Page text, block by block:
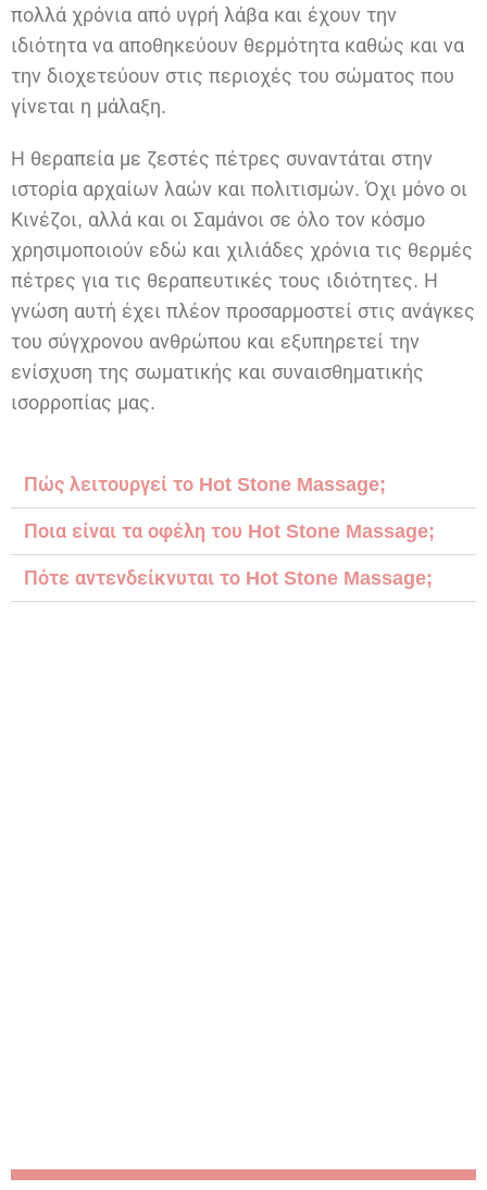
πολλά χρόνια από υγρή λάβα και έχουν την
ιδιότητα να αποθηκεύουν θερμότητα καθώς και να
την διοχετεύουν στις περιοχές του σώματος που
γίνεται η μάλαξη.
Η θεραπεία με ζεστές πέτρες συναντάται στην
ιστορία αρχαίων λαών και πολιτισμών. Όχι μόνο οι
Κινέζοι, αλλά και οι Σαμάνοι σε όλο τον κόσμο
χρησιμοποιούν εδώ και χιλιάδες χρόνια τις θερμές
πέτρες για τις θεραπευτικές τους ιδιότητες. Η
γνώση αυτή έχει πλέον προσαρμοστεί στις ανάγκες
του σύγχρονου ανθρώπου και εξυπηρετεί την
ενίσχυση της σωματικής και συναισθηματικής
ισορροπίας μας.
Πώς λειτουργεί το Hot Stone Massage;
Ποια είναι τα οφέλη του Hot Stone Massage;
Πότε αντενδείκνυται το Hot Stone Massage;